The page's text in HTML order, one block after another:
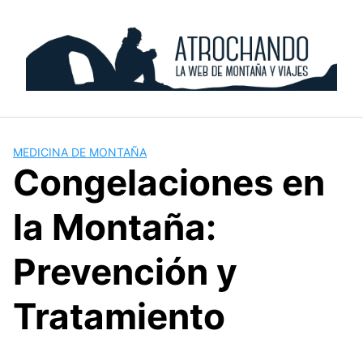
content
MEDICINA DE MONTAÑA
Congelaciones en
la Montaña:
Prevención y
Tratamiento